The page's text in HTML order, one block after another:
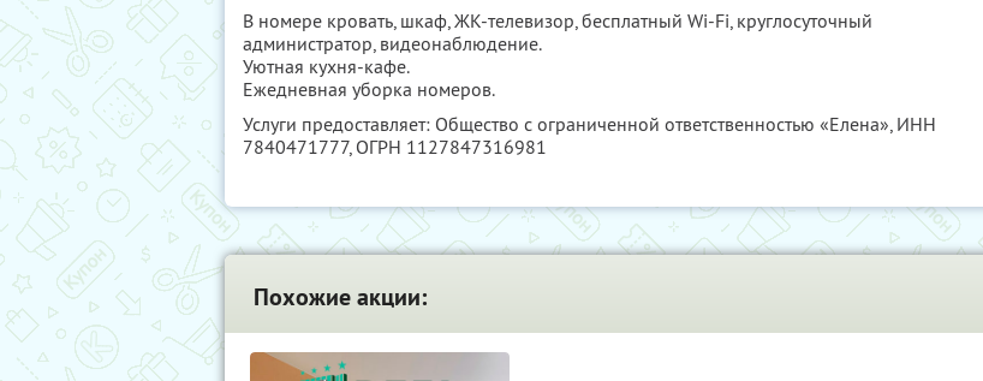
В номере кровать, шкаф, ЖК-телевизор, бесплатный Wi-Fi, круглосуточный
администратор, видеонаблюдение.
Уютная кухня-кафе.
Ежедневная уборка номеров.
Услуги предоставляет: Общество с ограниченной ответственностью «Елена», ИНН
7840471777, ОГРН 1127847316981
Похожие акции: